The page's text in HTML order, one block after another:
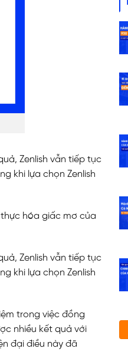
Zenlish vẫn tiếp tục
khi lựa chọn Zenlish
hóa giấc mơ của
Zenlish vẫn tiếp tục
khi lựa chọn Zenlish
trong việc đồng
nhiều kết quả với
đại điều này đã